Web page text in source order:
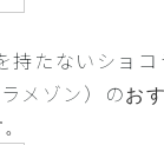
持たないショ
メゾン）のお